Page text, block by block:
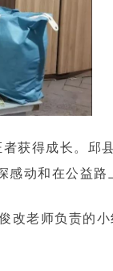
获得成长。邱
动和在公益路
老师负责的